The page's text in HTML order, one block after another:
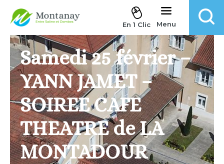
Aller au contenu
En 1 Clic Menu
Samedi 25 février –
YANN JAMET –
SOIREE CAFE
THEATRE de LA
MONTADOUR